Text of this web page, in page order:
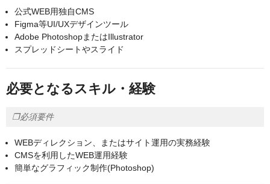
公式WEB用独自CMS
Figma等UI/UXデザインツール
Adobe PhotoshopまたはIllustrator
スプレッドシートやスライド
必要となるスキル・経験
❐必須要件
WEBディレクション、またはサイト運用の実務経験
CMSを利用したWEB運用経験
簡単なグラフィック制作(Photoshop)